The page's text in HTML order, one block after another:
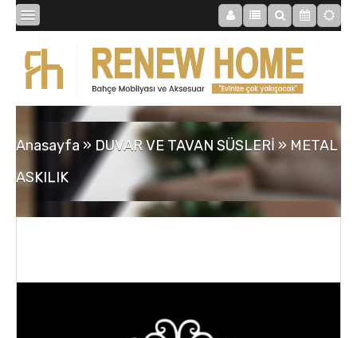
BİBLOLAR
MOBİLYALAR
Anasayfa » DUVAR VE TAVAN SÜSLERİ » METAL
ASKILIK